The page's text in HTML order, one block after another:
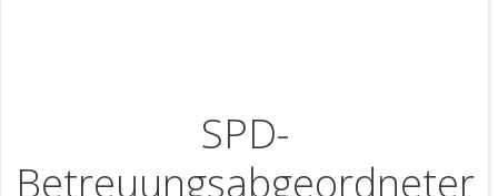
SPD-
Betreuungsabgeordneter